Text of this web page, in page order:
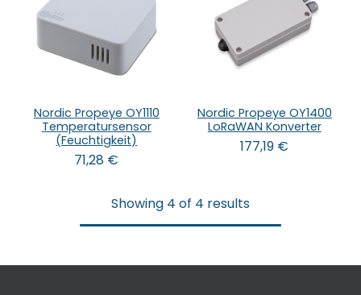
Nordic Propeye OY1110
Temperatursensor
(Feuchtigkeit)
71,28 €
Nordic Propeye OY1400
LoRaWAN Konverter
177,19 €
Showing 4 of 4 results